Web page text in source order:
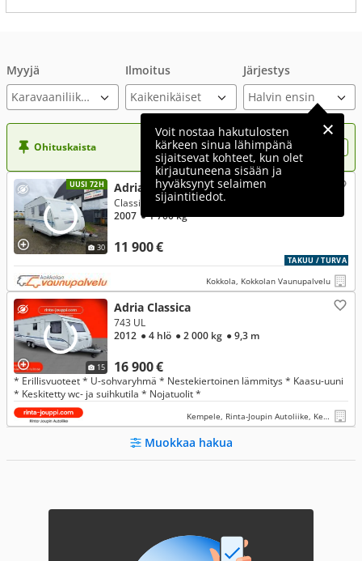
Myyjä
Karavaaniliikkeet
Ilmoitus Järjestys
Voit nostaa hakutulosten
kärkeen sinua lähimpänä
sijaitsevat kohteet, kun olet
kirjautuneena sisään ja
hyväksynyt selaimen
sijaintitiedot.
Ohituskaista Nosta ilmoituksesi tähän?
UUSI 72H
30
Adria Classica
11 900 €
2007 ● 1 700 kg
TAKUU / TURVA
Kokkola, Kokkolan Vaunupalvelu
15
Adria Classica
16 900 €
743 UL
2012 ● 4 hlö ● 2 000 kg ● 9,3 m
* Erillisvuoteet * U-sohvaryhmä * Nestekiertoinen lämmitys * Kaasu-uuni
* Keskitetty wc- ja suihkutila * Nojatuolit *
Kempele, Rinta-Joupin Autoliike, Kempele
Muokkaa hakua